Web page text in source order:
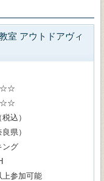
室 アウトドアヴィ
込）
県）
ング
上参加可能